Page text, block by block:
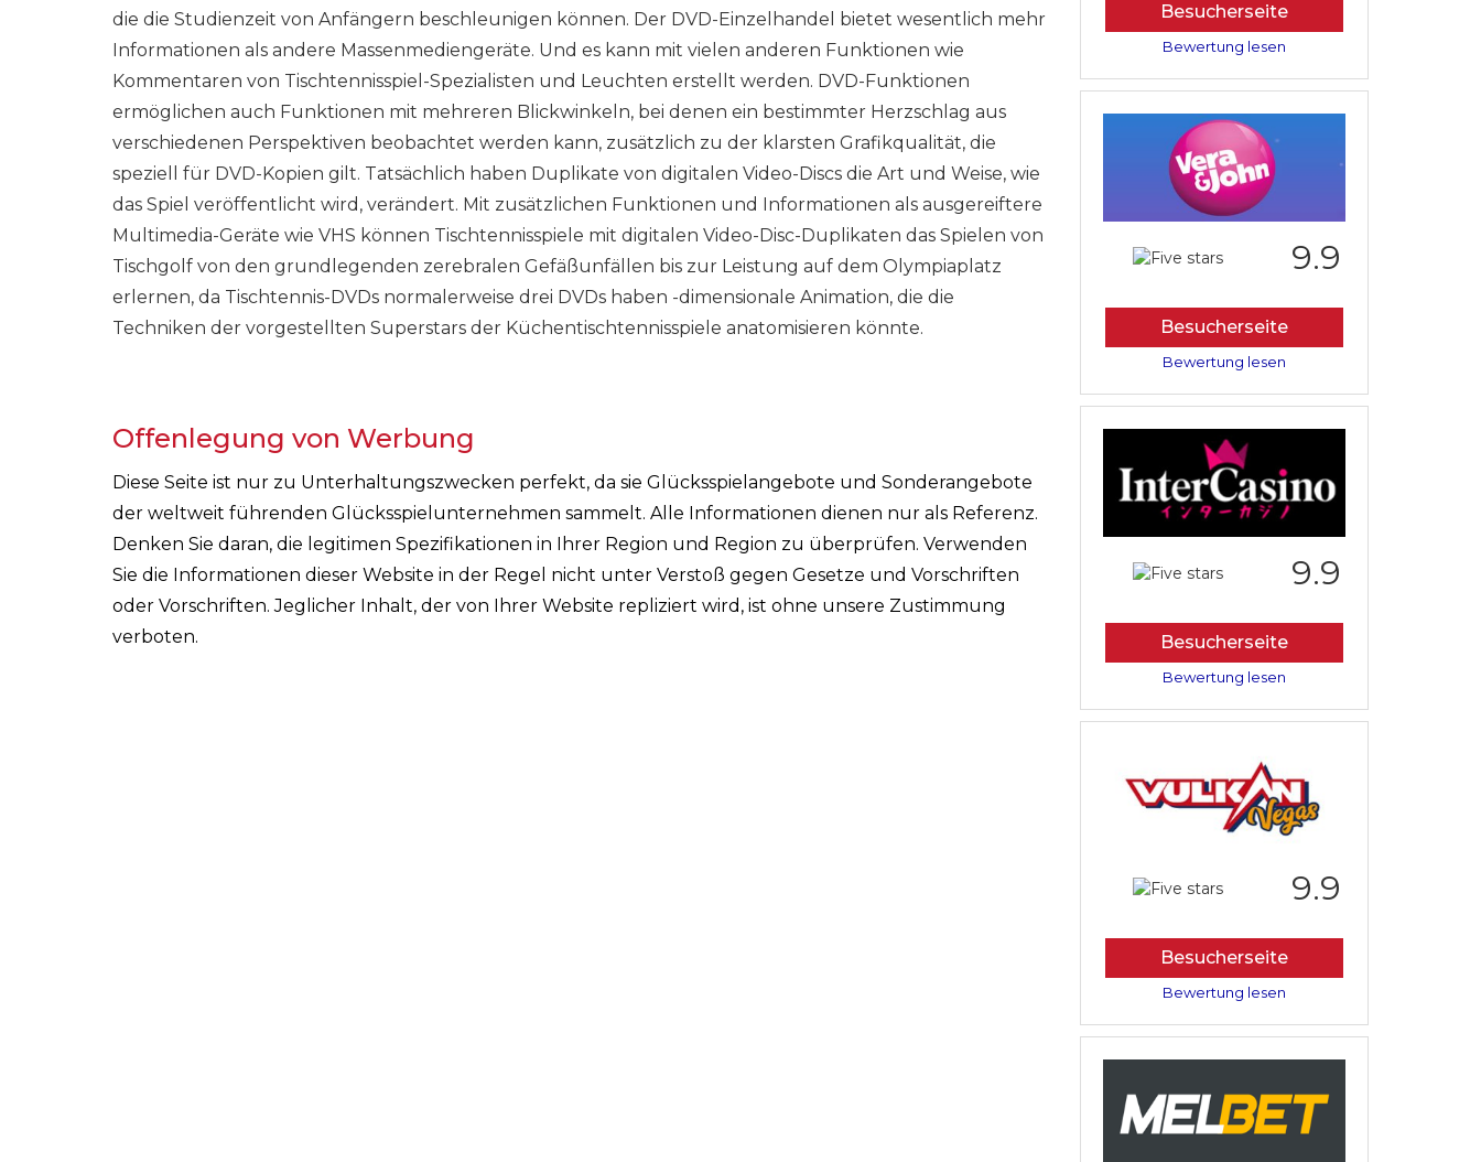
die die Studienzeit von Anfängern beschleunigen können. Der DVD-Einzelhandel bietet wesentlich mehr
Informationen als andere Massenmediengeräte. Und es kann mit vielen anderen Funktionen wie
Kommentaren von Tischtennisspiel-Spezialisten und Leuchten erstellt werden. DVD-Funktionen
ermöglichen auch Funktionen mit mehreren Blickwinkeln, bei denen ein bestimmter Herzschlag aus
verschiedenen Perspektiven beobachtet werden kann, zusätzlich zu der klarsten Grafikqualität, die
speziell für DVD-Kopien gilt. Tatsächlich haben Duplikate von digitalen Video-Discs die Art und Weise, wie
das Spiel veröffentlicht wird, verändert. Mit zusätzlichen Funktionen und Informationen als ausgereiftere
Multimedia-Geräte wie VHS können Tischtennisspiele mit digitalen Video-Disc-Duplikaten das Spielen von
Tischgolf von den grundlegenden zerebralen Gefäßunfällen bis zur Leistung auf dem Olympiaplatz
erlernen, da Tischtennis-DVDs normalerweise drei DVDs haben -dimensionale Animation, die die
Techniken der vorgestellten Superstars der Küchentischtennisspiele anatomisieren könnte.
Offenlegung von Werbung
Diese Seite ist nur zu Unterhaltungszwecken perfekt, da sie Glücksspielangebote und Sonderangebote
der weltweit führenden Glücksspielunternehmen sammelt. Alle Informationen dienen nur als Referenz.
Denken Sie daran, die legitimen Spezifikationen in Ihrer Region und Region zu überprüfen. Verwenden
Sie die Informationen dieser Website in der Regel nicht unter Verstoß gegen Gesetze und Vorschriften
oder Vorschriften. Jeglicher Inhalt, der von Ihrer Website repliziert wird, ist ohne unsere Zustimmung
verboten.
Besucherseite
Bewertung lesen
9.9
Besucherseite
Bewertung lesen
9.9
Besucherseite
Bewertung lesen
9.9
Besucherseite
Bewertung lesen